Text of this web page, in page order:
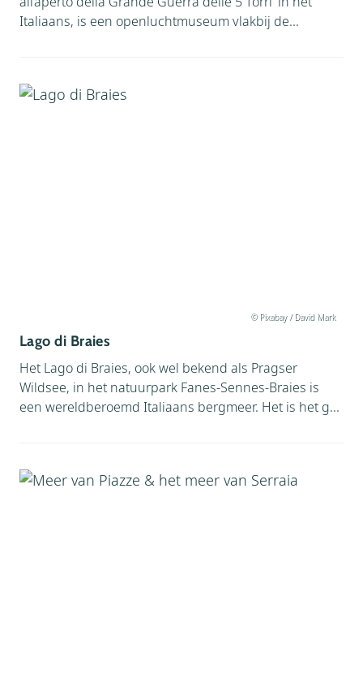
Italiaans, is een openluchtmuseum vlakbij de...
© Pixabay / David Mark
Lago di Braies
Het Lago di Braies, ook wel bekend als Pragser
Wildsee, in het natuurpark Fanes-Sennes-Braies is
een wereldberoemd Italiaans bergmeer. Het is het g...